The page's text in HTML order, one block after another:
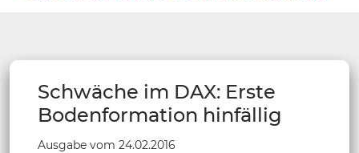
Schwäche im DAX: Erste
Bodenformation hinfällig
Ausgabe vom 24.02.2016